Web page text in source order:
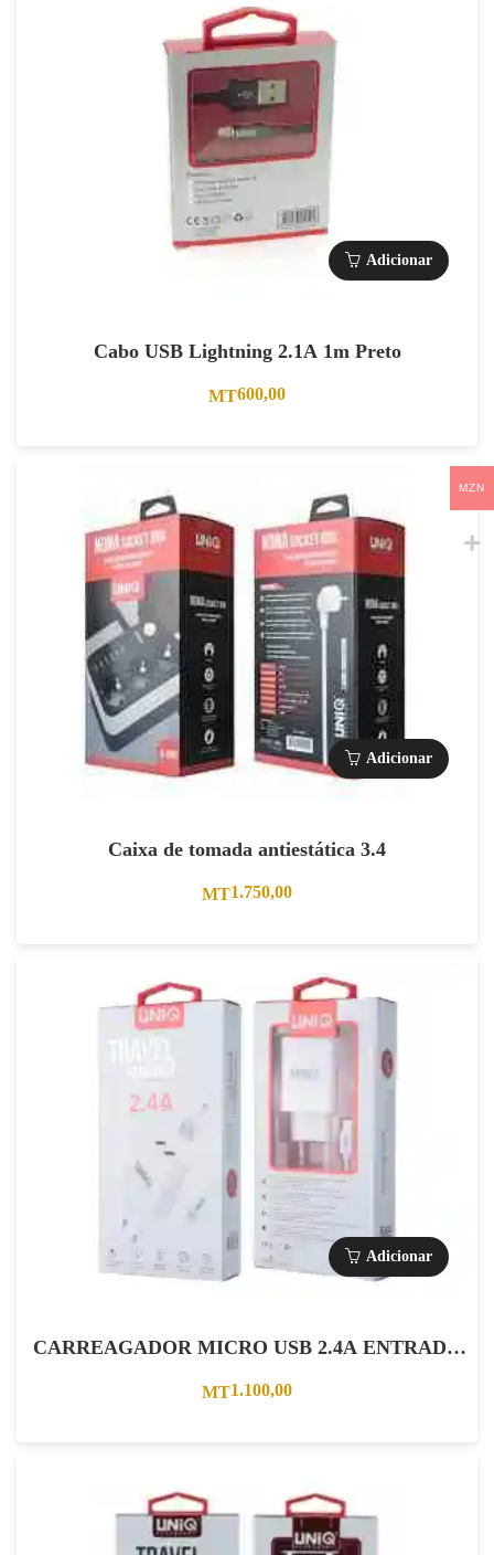
Adicionar
Cabo USB Lightning 2.1A 1m Preto
MT600,00
Adicionar
Caixa de tomada antiestática 3.4
MT1.750,00
Adicionar
CARREAGADOR MICRO USB 2.4A ENTRADA
MT1.100,00
MZN